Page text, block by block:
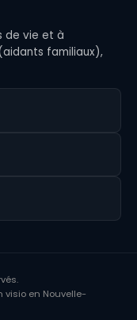
de vie et à
familiaux),
visio en Nouvelle-